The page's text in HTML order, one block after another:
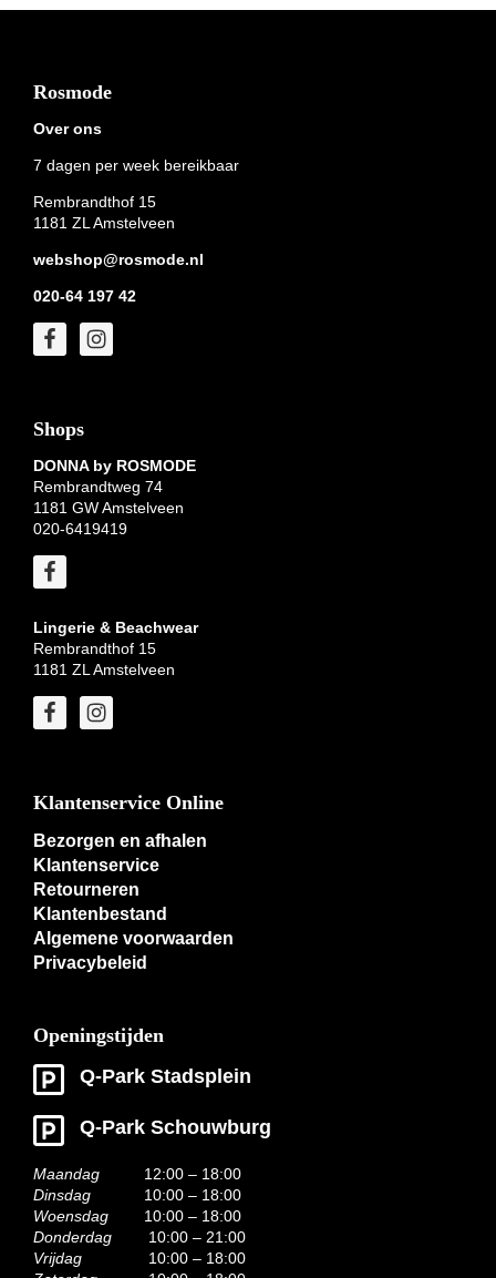
Footer
Rosmode
Over ons
7 dagen per week bereikbaar
Rembrandthof 15
1181 ZL Amstelveen
webshop@rosmode.nl
020-64 197 42
Shops
DONNA by ROSMODE
Rembrandtweg 74
1181 GW Amstelveen
020-6419419
Lingerie & Beachwear
Rembrandthof 15
1181 ZL Amstelveen
Klantenservice Online
Bezorgen en afhalen
Klantenservice
Retourneren
Klantenbestand
Algemene voorwaarden
Privacybeleid
Openingstijden
Q-Park Stadsplein
Q-Park Schouwburg
Maandag
12:00 – 18:00
Dinsdag
10:00 – 18:00
Woensdag
10:00 – 18:00
Donderdag
10:00 – 21:00
Vrijdag
10:00 – 18:00